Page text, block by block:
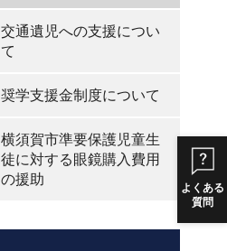
よくある
質問
交通遺児への支援につい
て
奨学支援金制度について
横須賀市準要保護児童生
徒に対する眼鏡購入費用
の援助